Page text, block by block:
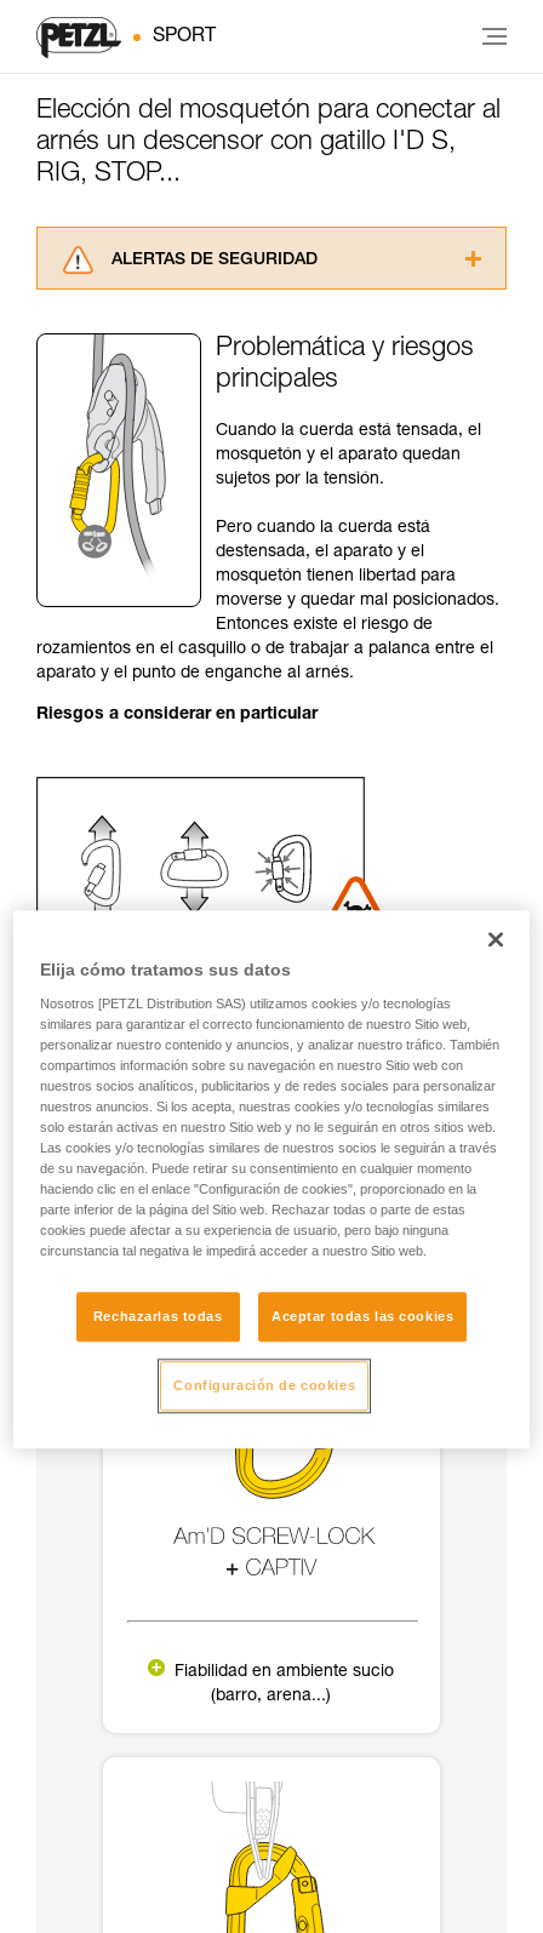
SPORT
Elección del mosquetón para conectar al
arnés un descensor con gatillo I'D S,
RIG, STOP...
ALERTAS DE SEGURIDAD
consultarlo. Usted debe comprender la
información de la ficha técnica para poder
comprender este complemento informativo.
Dominar estas técnicas requiere una formación
y un entrenamiento específico. Confirme a
través de un profesional su capacidad para
ejecutar estas técnicas, solo y con total
seguridad, antes de ejecutarlas de forma
autónoma.
Damos ejemplos de técnicas relacionadas con
su actividad. Pueden existir otras que no
describimos aquí.
Problemática y riesgos
principales
Cuando la cuerda está tensada, el
mosquetón y el aparato quedan
sujetos por la tensión.
Pero cuando la cuerda está
destensada, el aparato y el
mosquetón tienen libertad para
moverse y quedar mal posicionados.
Entonces existe el riesgo de
rozamientos en el casquillo o de trabajar a palanca entre el
aparato y el punto de enganche al arnés.
Riesgos a considerar en particular
Recomendación del mosquetón y
accesorios
- Utilice un mosquetón Am'D y una barra CAPTIV.
- Elija el tipo de bloqueo según su utilización.
Fiabilidad en ambiente sucio
(barro, arena...)
Elija cómo tratamos sus datos
Nosotros [PETZL Distribution SAS) utilizamos cookies y/o tecnologías
similares para garantizar el correcto funcionamiento de nuestro Sitio web,
personalizar nuestro contenido y anuncios, y analizar nuestro tráfico. También
compartimos información sobre su navegación en nuestro Sitio web con
nuestros socios analíticos, publicitarios y de redes sociales para personalizar
nuestros anuncios. Si los acepta, nuestras cookies y/o tecnologías similares
solo estarán activas en nuestro Sitio web y no le seguirán en otros sitios web.
Las cookies y/o tecnologías similares de nuestros socios le seguirán a través
de su navegación. Puede retirar su consentimiento en cualquier momento
haciendo clic en el enlace "Configuración de cookies", proporcionado en la
parte inferior de la página del Sitio web. Rechazar todas o parte de estas
cookies puede afectar a su experiencia de usuario, pero bajo ninguna
circunstancia tal negativa le impedirá acceder a nuestro Sitio web.
Rechazarlas todas Aceptar todas las cookies
Configuración de cookies